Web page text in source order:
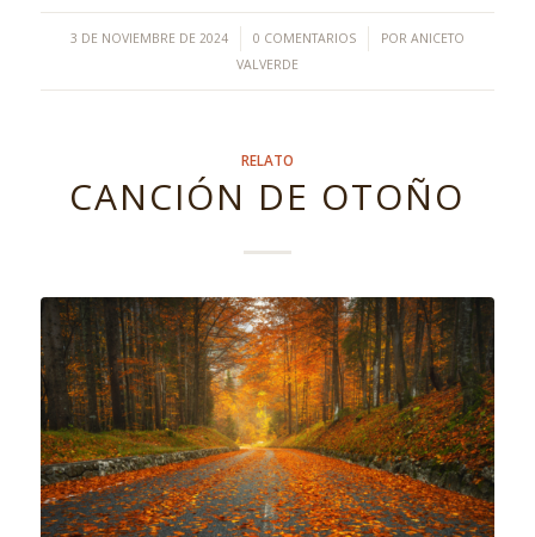
3 DE NOVIEMBRE DE 2024
/ 0 COMENTARIOS
/ POR ANICETO
VALVERDE
RELATO
CANCIÓN DE OTOÑO